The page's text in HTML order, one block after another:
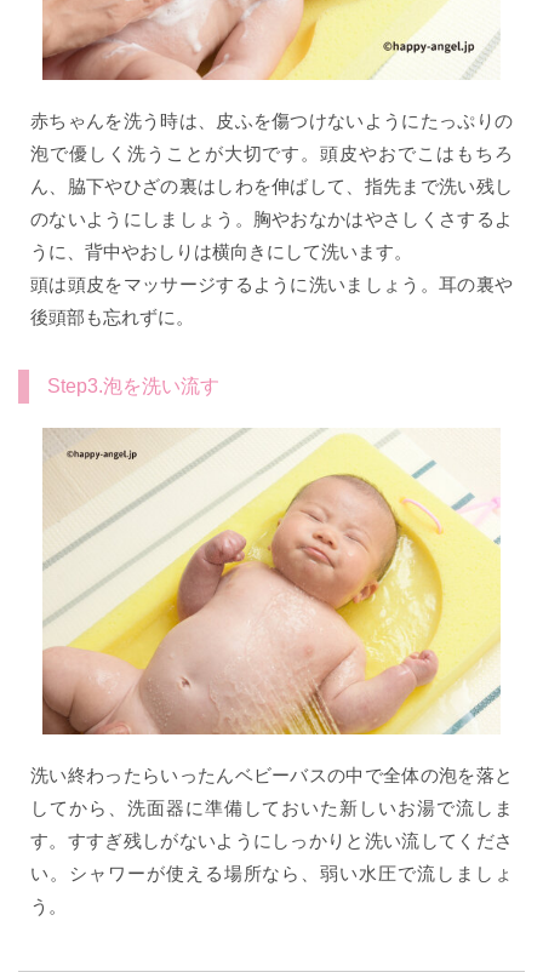
赤ちゃんを洗う時は、皮ふを傷つけないようにたっぷりの
泡で優しく洗うことが大切です。頭皮やおでこはもちろ
ん、脇下やひざの裏はしわを伸ばして、指先まで洗い残し
のないようにしましょう。胸やおなかはやさしくさするよ
うに、背中やおしりは横向きにして洗います。
頭は頭皮をマッサージするように洗いましょう。耳の裏や
後頭部も忘れずに。
Step3.泡を洗い流す
洗い終わったらいったんベビーバスの中で全体の泡を落と
してから、洗面器に準備しておいた新しいお湯で流しま
す。すすぎ残しがないようにしっかりと洗い流してくださ
い。シャワーが使える場所なら、弱い水圧で流しましょ
う。